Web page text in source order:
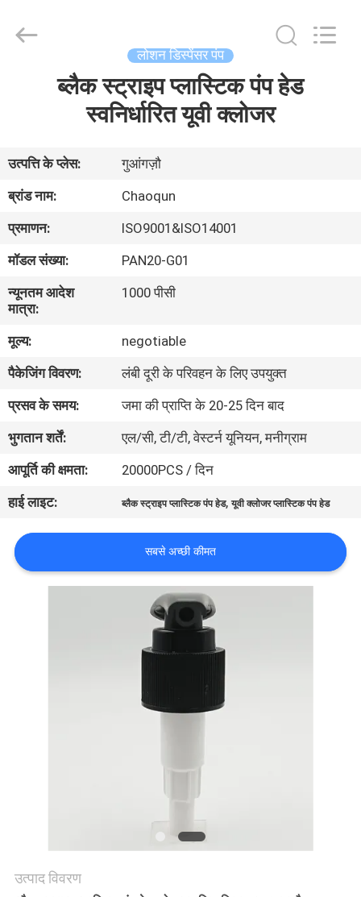
हमारे
बारे
कारखाना
गुणवत्ता
नियंत्रण
संपर्क
करें
समाचार
मामलों
Industry
लोशन डिस्पेंसर पंप
ब्लैक स्ट्राइप प्लास्टिक पंप हेड
स्वनिर्धारित यूवी क्लोजर
उत्पत्ति के प्लेस:
गुआंगज़ौ
ब्रांड नाम:
Chaoqun
प्रमाणन:
ISO9001&ISO14001
मॉडल संख्या:
PAN20-G01
न्यूनतम आदेश
मात्रा:
1000 पीसी
मूल्य:
negotiable
पैकेजिंग विवरण:
लंबी दूरी के परिवहन के लिए उपयुक्त
प्रसव के समय:
जमा की प्राप्ति के 20-25 दिन बाद
भुगतान शर्तें:
एल/सी, टी/टी, वेस्टर्न यूनियन, मनीग्राम
आपूर्ति की क्षमता:
20000PCS / दिन
हाई लाइट:
ब्लैक स्ट्राइप प्लास्टिक पंप हेड,यूवी क्लोजर प्लास्टिक पंप हेड
सबसे अच्छी कीमत
उत्पाद विवरण